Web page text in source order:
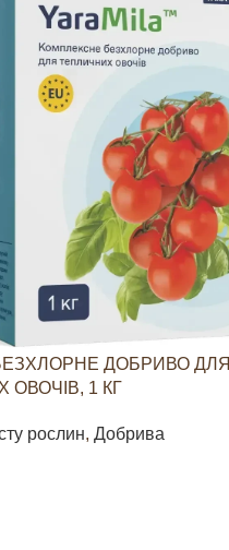
БЕЗХЛОРНЕ ДОБРИВО ДЛЯ
1 КГ
рослин, Добрива